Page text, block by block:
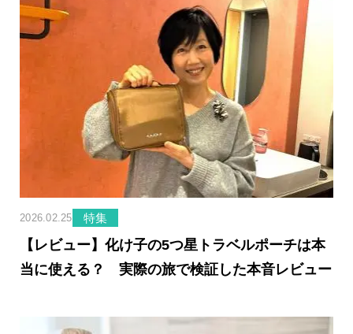
2026.02.25 特集
【レビュー】化け子の5つ星トラベルポーチは本
当に使える？ 実際の旅で検証した本音レビュー